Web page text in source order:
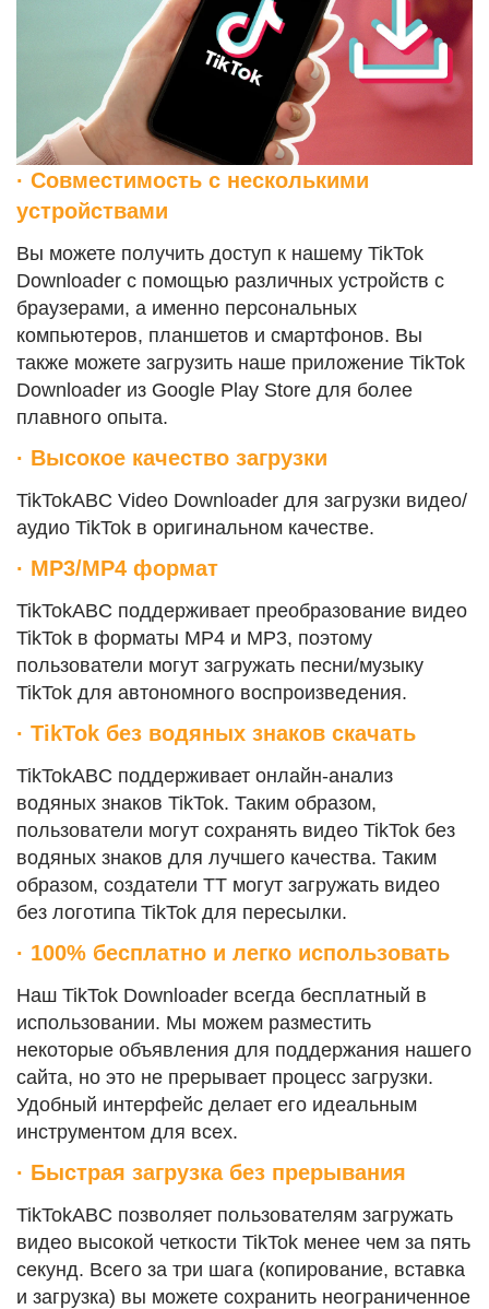
· Совместимость с несколькими
устройствами
Вы можете получить доступ к нашему TikTok
Downloader с помощью различных устройств с
браузерами, а именно персональных
компьютеров, планшетов и смартфонов. Вы
также можете загрузить наше приложение TikTok
Downloader из Google Play Store для более
плавного опыта.
· Высокое качество загрузки
TikTokABC Video Downloader для загрузки видео/
аудио TikTok в оригинальном качестве.
· MP3/MP4 формат
TikTokABC поддерживает преобразование видео
TikTok в форматы MP4 и MP3, поэтому
пользователи могут загружать песни/музыку
TikTok для автономного воспроизведения.
· TikTok без водяных знаков скачать
TikTokABC поддерживает онлайн-анализ
водяных знаков TikTok. Таким образом,
пользователи могут сохранять видео TikTok без
водяных знаков для лучшего качества. Таким
образом, создатели TT могут загружать видео
без логотипа TikTok для пересылки.
· 100% бесплатно и легко использовать
Наш TikTok Downloader всегда бесплатный в
использовании. Мы можем разместить
некоторые объявления для поддержания нашего
сайта, но это не прерывает процесс загрузки.
Удобный интерфейс делает его идеальным
инструментом для всех.
· Быстрая загрузка без прерывания
TikTokABC позволяет пользователям загружать
видео высокой четкости TikTok менее чем за пять
секунд. Всего за три шага (копирование, вставка
и загрузка) вы можете сохранить неограниченное